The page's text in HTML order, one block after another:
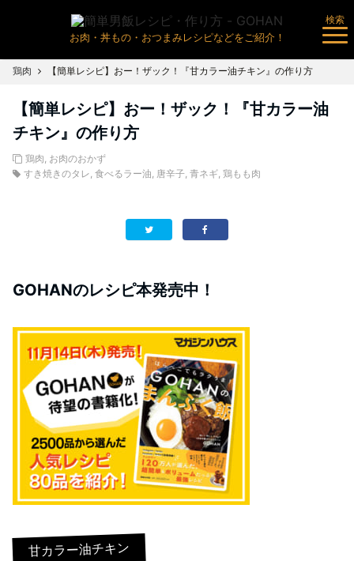
お肉・丼もの・おつまみレシピなどをご紹介！
検索
鶏肉 【簡単レシピ】おー！ザック！『甘カラー油チキン』の作り方
【簡単レシピ】おー！ザック！『甘カラー油
チキン』の作り方
鶏肉, お肉のおかず
すき焼きのタレ, 食べるラー油, 唐辛子, 青ネギ, 鶏もも肉
GOHANのレシピ本発売中！
甘カラー油チキン